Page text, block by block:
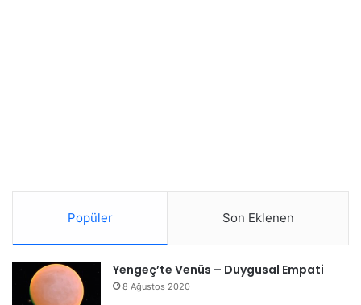
Popüler Son Eklenen
Yengeç’te Venüs – Duygusal Empati
8 Ağustos 2020